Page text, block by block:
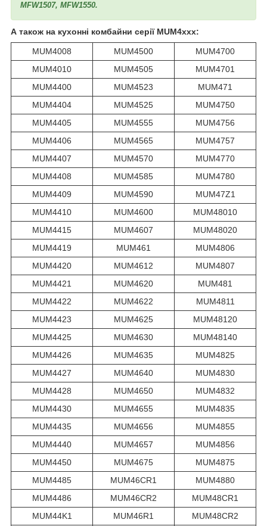
MFW1507, MFW1550.
А також на кухонні комбайни серії MUM4xxx:
MUM4008 MUM4500
MUM4700
MUM4010
MUM4505
MUM4701
MUM4400
MUM4523
MUM471
MUM4404
MUM4525
MUM4750
MUM4405
MUM4555
MUM4756
MUM4406
MUM4565
MUM4757
MUM4407
MUM4570
MUM4770
MUM4408
MUM4585
MUM4780
MUM4409
MUM4590
MUM47Z1
MUM4410
MUM4600
MUM48010
MUM4415
MUM4607
MUM48020
MUM4419
MUM461
MUM4806
MUM4420
MUM4612
MUM4807
MUM4421
MUM4620
MUM481
MUM4422
MUM4622
MUM4811
MUM4423
MUM4625
MUM48120
MUM4425
MUM4630
MUM48140
MUM4426
MUM4635
MUM4825
MUM4427
MUM4640
MUM4830
MUM4428
MUM4650
MUM4832
MUM4430
MUM4655
MUM4835
MUM4435
MUM4656
MUM4855
MUM4440
MUM4657
MUM4856
MUM4450
MUM4675
MUM4875
MUM4485
MUM46CR1
MUM4880
MUM4486
MUM46CR2
MUM48CR1
MUM44K1
MUM46R1
MUM48CR2